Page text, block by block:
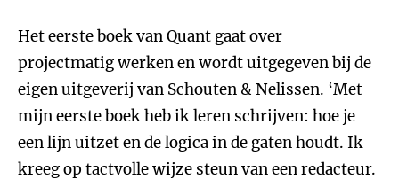
Het eerste boek van Quant gaat over
projectmatig werken en wordt uitgegeven bij de
eigen uitgeverij van Schouten & Nelissen. ‘Met
mijn eerste boek heb ik leren schrijven: hoe je
een lijn uitzet en de logica in de gaten houdt. Ik
kreeg op tactvolle wijze steun van een redacteur.